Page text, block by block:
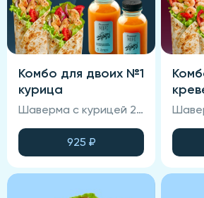
Комбо для двоих №1
курица
Шаверма с курицей 2 шт, морс облепиховый 2 шт
925 ₽